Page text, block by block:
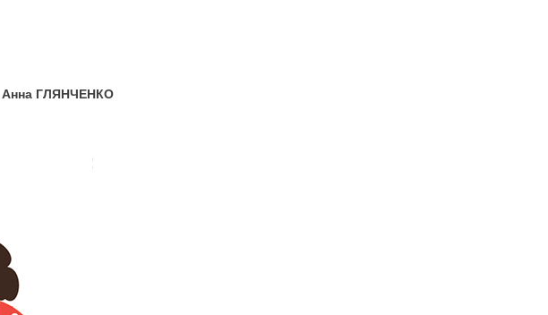
Анна ГЛЯНЧЕНКО